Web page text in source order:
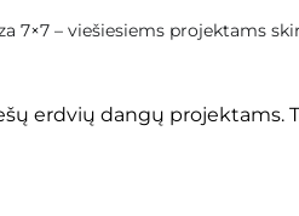
7×7 – viešiesiems projektams
erdvių dangų projektams.